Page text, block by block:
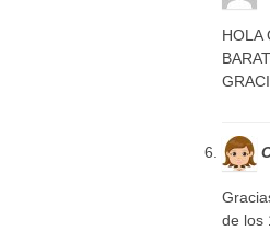
HOLA
de los